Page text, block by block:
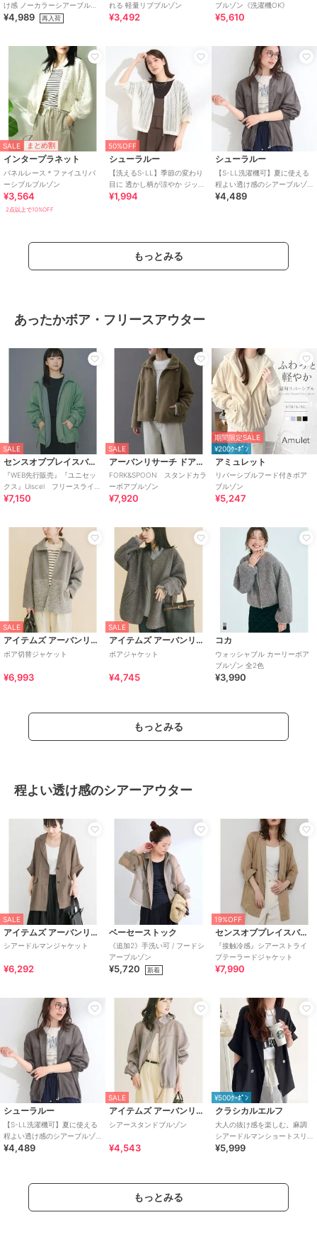
け感 ノーカラーシアーブルゾ
ン
¥4,989 再入荷
れる 軽量リブブルゾン
¥3,492
ブルゾン《洗濯機OK》
¥5,610
SALE まとめ割
インタープラネット
パネルレース＊ファイユリバ
ーシブルブルゾン
¥3,564
2点以上で10%OFF
50%OFF
シューラルー
【洗えるS-LL】季節の変わり
目に 透かし柄が涼やか ジップ
ブルゾン
¥1,994
シューラルー
【S-LL洗濯機可】夏に使える
程よい透け感のシアーブルゾ
ン
¥4,489
もっとみる
あったかボア・フリースアウター
SALE
センスオブプレイスバイアーバンリサーチ
『WEB先行販売』『ユニセッ
クス』Uiscel フリースライニ
ングZIPルーズブル
¥7,150
SALE
アーバンリサーチ ドアーズ
FORK&SPOON スタンドカラ
ーボアブルゾン
¥7,920
期間限定SALE
¥200ｸｰﾎﾟﾝ
アミュレット
リバーシブルフード付きボア
ブルゾン
¥5,247
SALE
アイテムズ アーバンリサーチ
ボア切替ジャケット
¥6,993
SALE
アイテムズ アーバンリサーチ
ボアジャケット
¥4,745
コカ
ウォッシャブル カーリーボア
ブルゾン 全2色
¥3,990
もっとみる
程よい透け感のシアーアウター
SALE
アイテムズ アーバンリサーチ
シアードルマンジャケット
¥6,292
ベーセーストック
《追加2》手洗い可 / フードシ
アーブルゾン
¥5,720 新着
19%OFF
センスオブプレイスバイアーバンリサーチ
『接触冷感』シアーストライ
プテーラードジャケット
¥7,990
シューラルー
【S-LL洗濯機可】夏に使える
程よい透け感のシアーブルゾ
ン
¥4,489
SALE
アイテムズ アーバンリサーチ
シアースタンドブルゾン
¥4,543
¥500ｸｰﾎﾟﾝ
クラシカルエルフ
大人の抜け感を楽しむ。麻調
シアードルマンショートスリ
ーブジャケット
¥5,999
もっとみる